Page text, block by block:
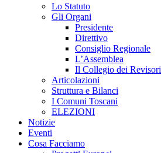
Lo Statuto
Gli Organi
Presidente
Direttivo
Consiglio Regionale
L’Assemblea
Il Collegio dei Revisori
Articolazioni
Struttura e Bilanci
I Comuni Toscani
ELEZIONI
Notizie
Eventi
Cosa Facciamo